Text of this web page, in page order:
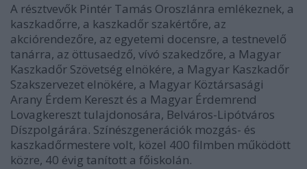
A résztvevők Pintér Tamás Oroszlánra emlékeznek, a
kaszkadőrre, a kaszkadőr szakértőre, az
akciórendezőre, az egyetemi docensre, a testnevelő
tanárra, az öttusaedző, vívó szakedzőre, a Magyar
Kaszkadőr Szövetség elnökére, a Magyar Kaszkadőr
Szakszervezet elnökére, a Magyar Köztársasági
Arany Érdem Kereszt és a Magyar Érdemrend
Lovagkereszt tulajdonosára, Belváros-Lipótváros
Díszpolgárára. Színészgenerációk mozgás- és
kaszkadőrmestere volt, közel 400 filmben működött
közre, 40 évig tanított a főiskolán.